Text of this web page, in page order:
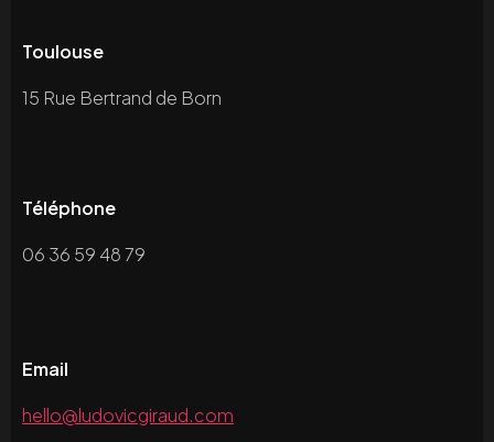
Toulouse
15 Rue Bertrand de Born
Téléphone
06 36 59 48 79
Email
hello@ludovicgiraud.com